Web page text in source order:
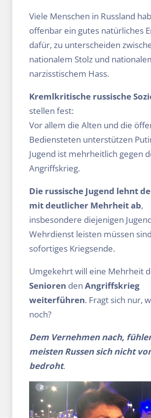
Viele Menschen in Russland
offenbar ein gutes natürliches
dafür, zu unterscheiden
nationalem Stolz und
narzisstischem Hass.
Kremlkritische russische
stellen fest:
Vor allem die Alten und die
Bediensteten unterstützen
Jugend ist mehrheitlich gegen
Angriffskrieg.
Die russische Jugend lehnt
mit deutlicher Mehrheit ab,
insbesondere diejenigen
Wehrdienst leisten müssen
sofortiges Kriegsende.
Umgekehrt will eine Mehrheit
Senioren den Angriffskrieg
weiterführen. Fragt sich nur,
noch?
Dem Vernehmen nach,
meisten Russen sich nicht
bedroht.